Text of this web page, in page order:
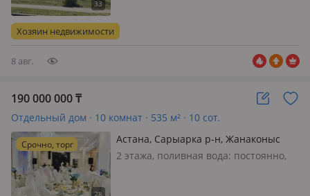
УЮТА: ДОМ, ГДЕ ХОЧЕТСЯ ЖИТЬ, И
ЗЕМЛЯ, КОТОРАЯ КОРМИТ 🌳 Если вы
Хозяин недвижимости
8 авг.
190 000 000₸
Отдельный дом · 10 комнат · 535 м² · 10 сот.
Срочно, торг
Астана, Сарыарка р-н, Жанаконыс
2 этажа, поливная вода: постоянно,